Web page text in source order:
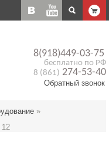
8(918)449-03-75
бесплатно по РФ
8 (861) 274-53-40
Обратный звонок
»
12